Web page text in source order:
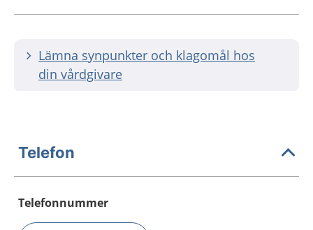
Lämna synpunkter och klagomål hos
din vårdgivare
Telefon
Telefonnummer